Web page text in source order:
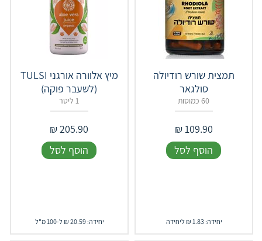
תמצית שורש רודיולה
סולגאר
60 כמוסות
109.90
₪
הוסף לסל
יחידה: 1.83 ₪ ליחידה
מיץ אלוורה אורגני TULSI
(לשעבר פוקה)
1 ליטר
205.90
₪
הוסף לסל
יחידה: 20.59 ₪ ל-100 מ"ל